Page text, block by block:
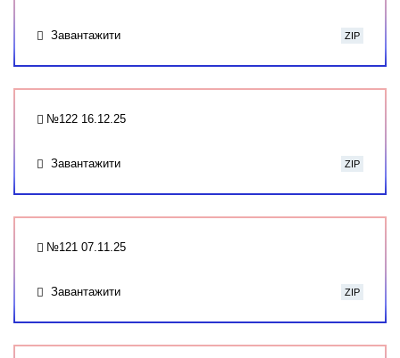
Завантажити ZIP
№122 16.12.25
Завантажити ZIP
№121 07.11.25
Завантажити ZIP